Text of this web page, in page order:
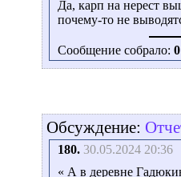
Да, карп на нерест
почему-то не
Сообщение собрало: 0
Обсуждение:
180. 30.05.2024 20:36
« А в деревне